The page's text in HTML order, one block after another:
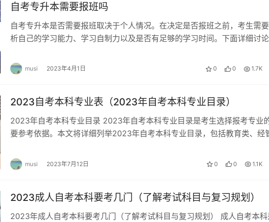
自考专升本需要报班吗
自考专升本是否需要报班取决于个人情况。在决定是否报班之前，考生需
析自己的学习能力、学习自制力以及是否有足够的学习时间。下面详细讨论
musi 2023年4月1日 0 0 1.7K
2023自考本科专业表（2023年自考本科专业目录）
2023年自考本科专业目录 2023年自考本科专业目录是考生选择报考专业
要参考依据。本文将详细列举2023年自考本科专业目录，包括教育类、经
musi 2023年7月12日 0 0 1.1K
2023成人自考本科要考几门（了解考试科目与复习规划）
2023年成人自考本科要考几门（了解考试科目与复习规划） 成人自考本科